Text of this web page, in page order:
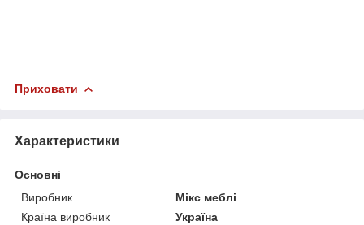
Приховати
Характеристики
Основні
Виробник
Мікс меблі
Країна виробник
Україна